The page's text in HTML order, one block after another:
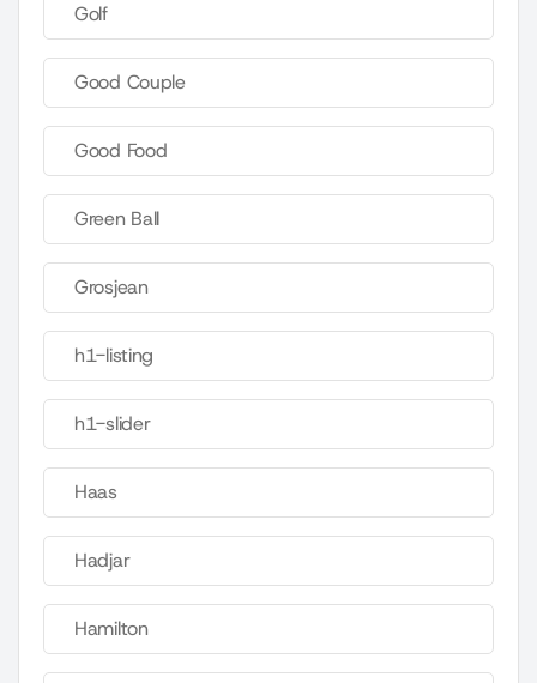
Golf
Good Couple
Good Food
Green Ball
Grosjean
h1-listing
h1-slider
Haas
Hadjar
Hamilton